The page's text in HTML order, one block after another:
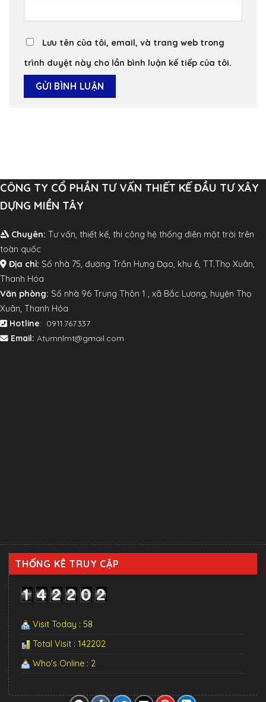
Lưu tên của tôi, email, và trang web trong
trình duyệt này cho lần bình luận kế tiếp của tôi.
CÔNG TY CỔ PHẦN TƯ VẤN THIẾT KẾ ĐẦU TƯ XÂY
DỰNG MIỀN TÂY
Chuyên: Tư vấn, thiết kế, thi công hệ thống điên mặt trời trên
toàn quốc
Địa chỉ: Số nhà 75, đường Trần Hưng Đạo, khu 6, TT.Thọ Xuân,
Thanh Hóa
Văn phòng: Số nhà 96 Trung Thôn 1 , xã Bắc Lương, huyện Thọ
Xuân, Thanh Hóa
Hotline: 0911.767.337
Email: Atumnlmt@gmail.com
THỐNG KÊ TRUY CẬP
Visit Today : 58
Total Visit : 142202
Who's Online : 2